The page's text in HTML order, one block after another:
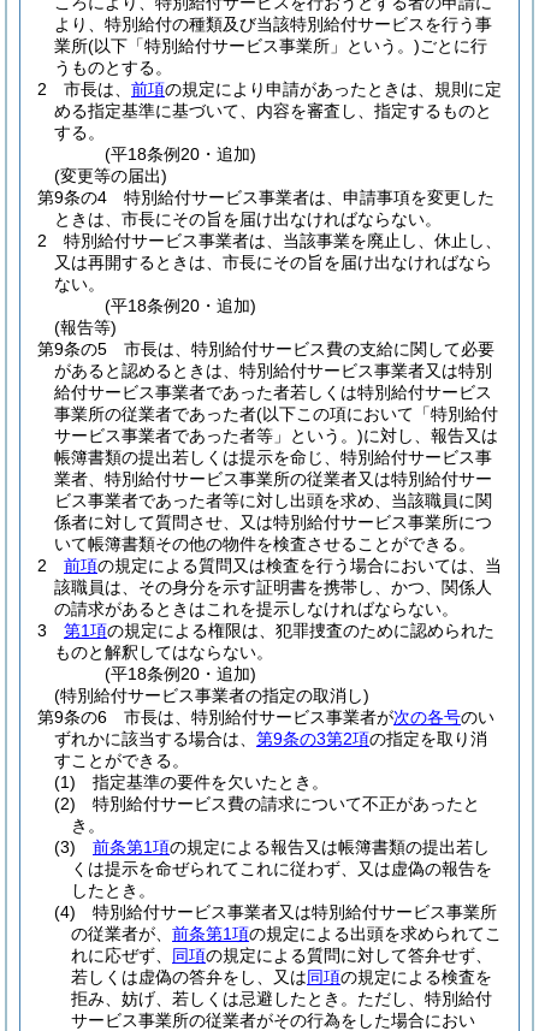
より、特別給付の種類及び当該特別給付サービスを行う事
業所(以下「特別給付サービス事業所」という。)ごとに行
うものとする。
2
市長は、 前項の規定により申請があったときは、規則に定
める指定基準に基づいて、内容を審査し、指定するものと
する。
(平18条例20・追加)
(変更等の届出)
第9条の4
特別給付サービス事業者は、申請事項を変更した
ときは、市長にその旨を届け出なければならない。
2
特別給付サービス事業者は、当該事業を廃止し、休止し、
又は再開するときは、市長にその旨を届け出なければなら
ない。
(平18条例20・追加)
(報告等)
第9条の5
市長は、特別給付サービス費の支給に関して必要
があると認めるときは、特別給付サービス事業者又は特別
給付サービス事業者であった者若しくは特別給付サービス
事業所の従業者であった者(以下この項において「特別給付
サービス事業者であった者等」という。)に対し、報告又は
帳簿書類の提出若しくは提示を命じ、特別給付サービス事
業者、特別給付サービス事業所の従業者又は特別給付サー
ビス事業者であった者等に対し出頭を求め、当該職員に関
係者に対して質問させ、又は特別給付サービス事業所につ
いて帳簿書類その他の物件を検査させることができる。
2
前項の規定による質問又は検査を行う場合においては、当
該職員は、その身分を示す証明書を携帯し、かつ、関係人
の請求があるときはこれを提示しなければならない。
3
第1項の規定による権限は、犯罪捜査のために認められた
ものと解釈してはならない。
(平18条例20・追加)
(特別給付サービス事業者の指定の取消し)
第9条の6
市長は、特別給付サービス事業者が次の各号のい
ずれかに該当する場合は、 第9条の3第2項の指定を取り消
すことができる。
(1)
指定基準の要件を欠いたとき。
(2)
特別給付サービス費の請求について不正があったと
き。
(3)
前条第1項の規定による報告又は帳簿書類の提出若し
くは提示を命ぜられてこれに従わず、又は虚偽の報告を
したとき。
(4)
特別給付サービス事業者又は特別給付サービス事業所
の従業者が、 前条第1項の規定による出頭を求められてこ
れに応ぜず、 同項の規定による質問に対して答弁せず、
若しくは虚偽の答弁をし、又は同項の規定による検査を
拒み、妨げ、若しくは忌避したとき。 ただし、特別給付
サービス事業所の従業者がその行為をした場合におい